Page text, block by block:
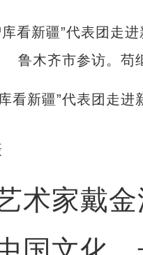
看新疆”代表团走
家戴金